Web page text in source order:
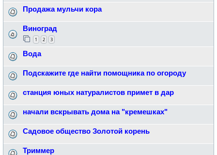
Продажа мульчи кора
Виноград
1 2 3
Вода
Подскажите где найти помощника по огороду
станция юных натуралистов примет в дар
начали вскрывать дома на "кремешках"
Садовое общество Золотой корень
Триммер